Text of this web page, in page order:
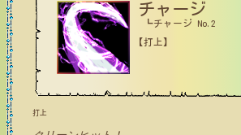
チャージ
┗チャージ No.2
【打上】
打上